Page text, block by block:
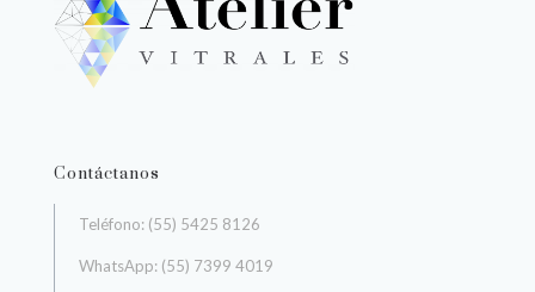
Contáctanos
Teléfono: (55) 5425 8126
WhatsApp: (55) 7399 4019